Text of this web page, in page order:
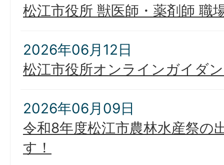
松江市役所 獣医師・薬剤師 職
2026年06月12日
松江市役所オンラインガイダ
2026年06月09日
令和8年度松江市農林水産祭の
す！